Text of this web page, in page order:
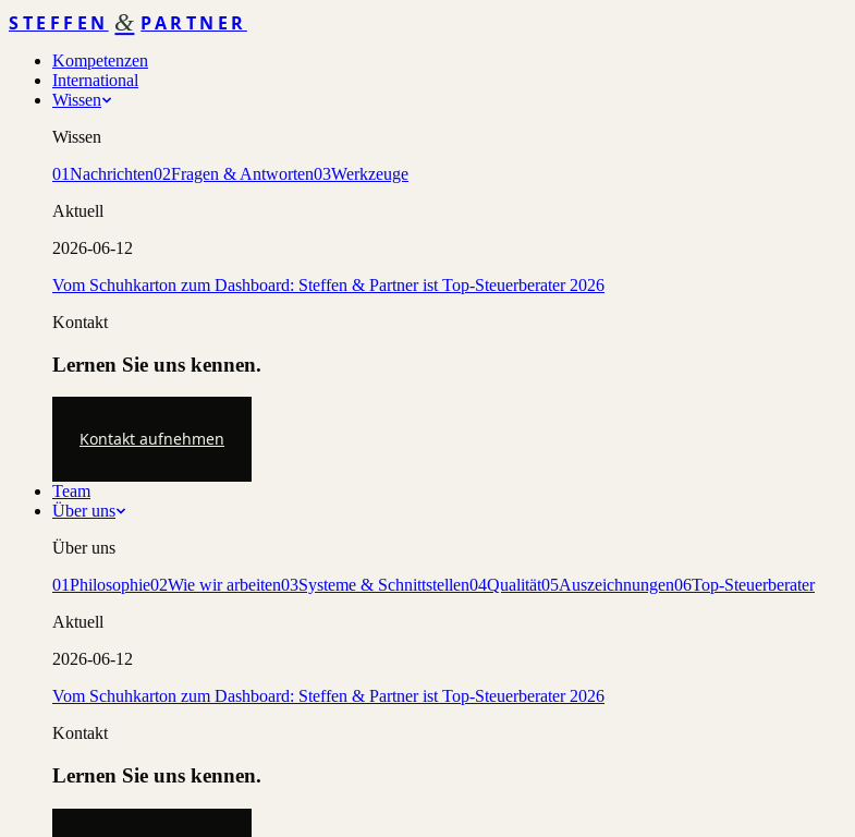
STEFFEN & PARTNER
Kompetenzen
International
Wissen
Wissen
01Nachrichten02Fragen & Antworten03Werkzeuge
Aktuell
2026-06-12
Vom Schuhkarton zum Dashboard: Steffen & Partner ist Top-Steuerberater 2026
Kontakt
Lernen Sie uns kennen.
Kontakt aufnehmen
Team
Über uns
Über uns
01Philosophie02Wie wir arbeiten03Systeme & Schnittstellen04Qualität05Auszeichnungen06Top-Steuerberater
Aktuell
2026-06-12
Vom Schuhkarton zum Dashboard: Steffen & Partner ist Top-Steuerberater 2026
Kontakt
Lernen Sie uns kennen.